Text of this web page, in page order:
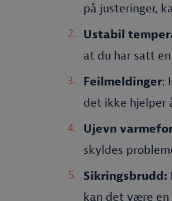
på justeringer,
Ustabil
at du har satt
Feilmeldinger:
det ikke hjelper
Ujevn
skyldes
Sikringsbrudd:
kan det være